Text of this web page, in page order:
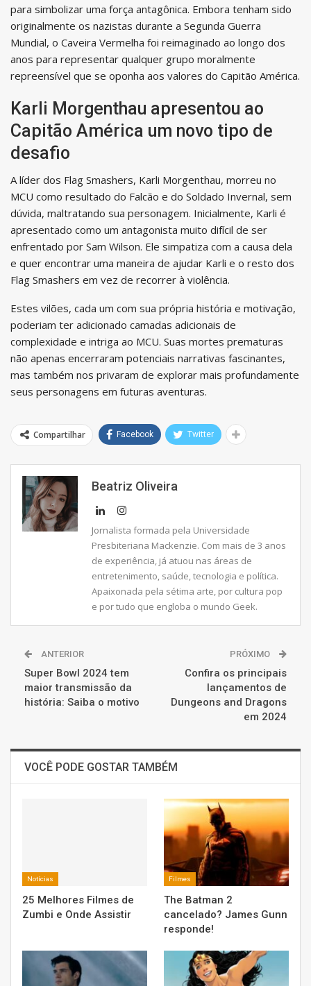
para simbolizar uma força antagônica. Embora tenham sido
originalmente os nazistas durante a Segunda Guerra
Mundial, o Caveira Vermelha foi reimaginado ao longo dos
anos para representar qualquer grupo moralmente
repreensível que se oponha aos valores do Capitão América.
Karli Morgenthau apresentou ao
Capitão América um novo tipo de
desafio
A líder dos Flag Smashers, Karli Morgenthau, morreu no
MCU como resultado do Falcão e do Soldado Invernal, sem
dúvida, maltratando sua personagem. Inicialmente, Karli é
apresentado como um antagonista muito difícil de ser
enfrentado por Sam Wilson. Ele simpatiza com a causa dela
e quer encontrar uma maneira de ajudar Karli e o resto dos
Flag Smashers em vez de recorrer à violência.
Estes vilões, cada um com sua própria história e motivação,
poderiam ter adicionado camadas adicionais de
complexidade e intriga ao MCU. Suas mortes prematuras
não apenas encerraram potenciais narrativas fascinantes,
mas também nos privaram de explorar mais profundamente
seus personagens em futuras aventuras.
Compartilhar Facebook Twitter
Beatriz Oliveira
Jornalista formada pela Universidade
Presbiteriana Mackenzie. Com mais de 3 anos
de experiência, já atuou nas áreas de
entretenimento, saúde, tecnologia e política.
Apaixonada pela sétima arte, por cultura pop
e por tudo que engloba o mundo Geek.
ANTERIOR
Super Bowl 2024 tem
maior transmissão da
história: Saiba o motivo
PRÓXIMO
Confira os principais
lançamentos de
Dungeons and Dragons
em 2024
VOCÊ PODE GOSTAR TAMBÉM
Notícias
25 Melhores Filmes de
Zumbi e Onde Assistir
Filmes
The Batman 2
cancelado? James Gunn
responde!